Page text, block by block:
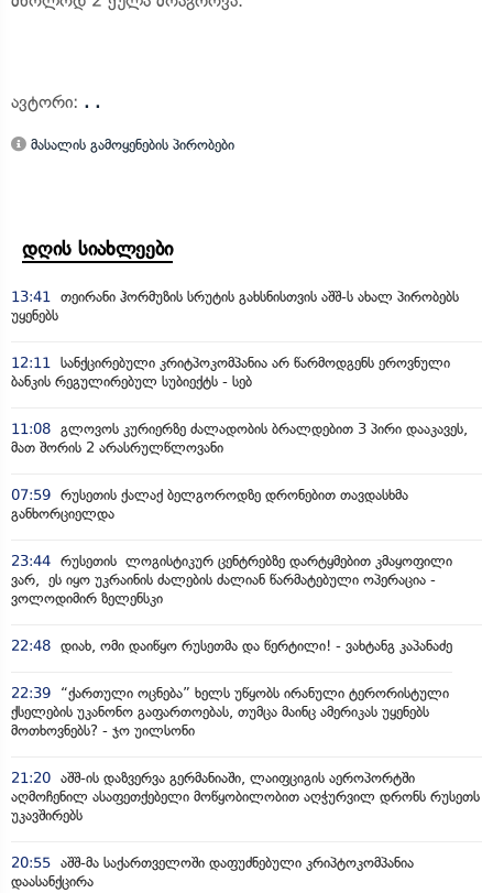
ავტორი: . .
მასალის გამოყენების პირობები
დღის სიახლეები
13:41 თეირანი ჰორმუზის სრუტის გახსნისთვის აშშ-ს ახალ პირობებს
უყენებს
12:11 სანქცირებული კრიტპოკომპანია არ წარმოდგენს ეროვნული
ბანკის რეგულირებულ სუბიექტს - სებ
11:08 გლოვოს კურიერზე ძალადობის ბრალდებით 3 პირი დააკავეს,
მათ შორის 2 არასრულწლოვანი
07:59 რუსეთის ქალაქ ბელგოროდზე დრონებით თავდასხმა
განხორციელდა
23:44 რუსეთის ლოგისტიკურ ცენტრებზე დარტყმებით კმაყოფილი
ვარ, ეს იყო უკრაინის ძალების ძალიან წარმატებული ოპერაცია -
ვოლოდიმირ ზელენსკი
22:48 დიახ, ომი დაიწყო რუსეთმა და წერტილი! - ვახტანგ კაპანაძე
22:39
“ქართული ოცნება” ხელს უწყობს ირანული ტერორისტული
ქსელების უკანონო გაფართოებას, თუმცა მაინც ამერიკას უყენებს
მოთხოვნებს? - ჯო უილსონი
21:20 აშშ-ის დაზვერვა გერმანიაში, ლაიფციგის აეროპორტში
აღმოჩენილ ასაფეთქებელი მოწყობილობით აღჭურვილ დრონს რუსეთს
უკავშირებს
20:55 აშშ-მა საქართველოში დაფუძნებული კრიპტოკომპანია
დაასანქცირა